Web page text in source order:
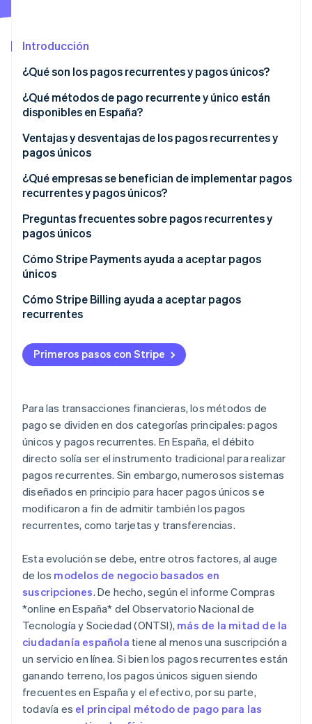
Descubre cómo Stripe construye la infraestructura
Socios
Introducción
¿Qué son los pagos recurrentes y pagos únicos?
¿Qué métodos de pago recurrente y único están
disponibles en España?
Métodos de pago recurrentes
Métodos de pago único
Métodos que admiten pagos únicos y recurrentes
Ventajas y desventajas de los pagos recurrentes y
pagos únicos
Ventajas de los pagos recurrentes
Desventajas de los pagos recurrentes
Ventajas de los pagos únicos
Desventajas de los pagos únicos
¿Qué empresas se benefician de implementar pagos
recurrentes y pagos únicos?
Empresas que podrían beneficiarse de pagos
recurrentes
Servicio de cajas de suscripción
Empresas que podrían beneficiarse de pagos únicos
Preguntas frecuentes sobre pagos recurrentes y
pagos únicos
¿Puede una empresa aceptar pagos únicos y
recurrentes?
¿Cómo afecta la Autenticación reforzada de
clientes (SCA) a los pagos recurrentes en
¿Qué métodos para aceptar pagos únicos y pagos
recurrentes tienen los costos más bajos?
Cómo Stripe Payments ayuda a aceptar pagos
únicos
Cómo Stripe Billing ayuda a aceptar pagos
recurrentes
Primeros pasos con Stripe
Para las transacciones financieras, los métodos de
pago se dividen en dos categorías principales: pagos
únicos y pagos recurrentes. En España, el débito
directo solía ser el instrumento tradicional para realizar
pagos recurrentes. Sin embargo, numerosos sistemas
diseñados en principio para hacer pagos únicos se
modificaron a fin de admitir también los pagos
recurrentes, como tarjetas y transferencias.
Esta evolución se debe, entre otros factores, al auge
de los modelos de negocio basados en
suscripciones. De hecho, según el informeCompras
*online en España* del Observatorio Nacional de
Tecnología y Sociedad (ONTSI), más de la mitad de la
ciudadanía española tiene al menos una suscripción a
un servicio en línea. Si bien los pagos recurrentes están
ganando terreno, los pagos únicos siguen siendo
frecuentes en España y el efectivo, por su parte,
todavía es el principal método de pago para las